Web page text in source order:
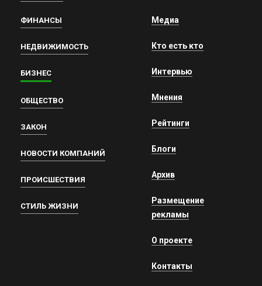
ФИНАНСЫ
НЕДВИЖИМОСТЬ
БИЗНЕС
ОБЩЕСТВО
ЗАКОН
НОВОСТИ КОМПАНИЙ
ПРОИСШЕСТВИЯ
СТИЛЬ ЖИЗНИ
Медиа
Кто есть кто
Интервью
Мнения
Рейтинги
Блоги
Архив
Размещение
рекламы
О проекте
Контакты